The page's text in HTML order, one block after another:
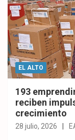
EL ALTO
193
reciben
crecimiento
28 julio, 2026